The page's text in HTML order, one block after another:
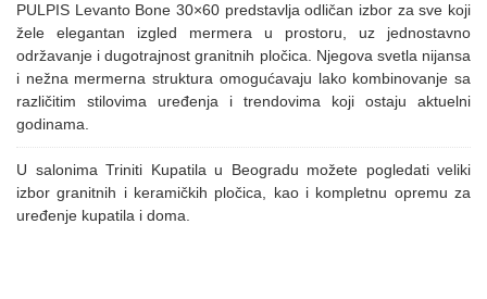
PULPIS Levanto Bone 30×60 predstavlja odličan izbor za sve koji
žele elegantan izgled mermera u prostoru, uz jednostavno
održavanje i dugotrajnost granitnih pločica. Njegova svetla nijansa
i nežna mermerna struktura omogućavaju lako kombinovanje sa
različitim stilovima uređenja i trendovima koji ostaju aktuelni
godinama.
U salonima Triniti Kupatila u Beogradu možete pogledati veliki
izbor granitnih i keramičkih pločica, kao i kompletnu opremu za
uređenje kupatila i doma.